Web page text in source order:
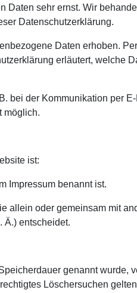
sehr ernst. Wir
Datenschutzerklärung.
Daten erhoben.
erläutert, welche
bei der Kommunikation per
möglich.
ist:
Impressum benannt ist.
allein oder gemeinsam mit
Ä.) entscheidet.
genannt wurde,
Löschersuchen